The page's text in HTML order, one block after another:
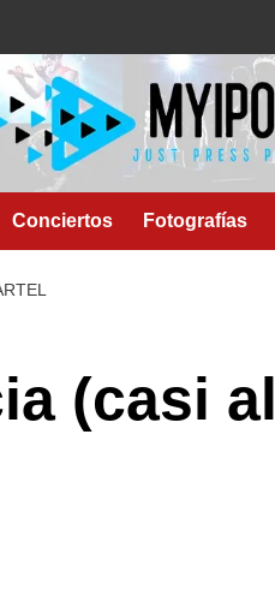
Conciertos Fotografías
(casi al